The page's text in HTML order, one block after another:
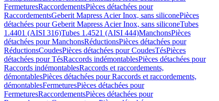
FermeturesRaccordementsPièces détachées pour
RaccordementsGeberit Mapress Acier Inox, sans siliconePièces
détachées pour Geberit Mapress Acier Inox, sans siliconeTubes
1.4401 (AISI 316)Tubes 1.4521 (AISI 444)ManchonsPièces
détachées pour ManchonsRéductionsPièces détachées pour
RéductionsCoudesPièces détachées pour CoudesTésPièces
détachées pour TésRaccords indémontablesPièces détachées pour
Raccords indémontablesRaccords et raccordements,
démontablesPièces détachées pour Raccords et raccordements,
démontablesFermeturesPièces détachées pour
FermeturesRaccordementsPièces détachées pour